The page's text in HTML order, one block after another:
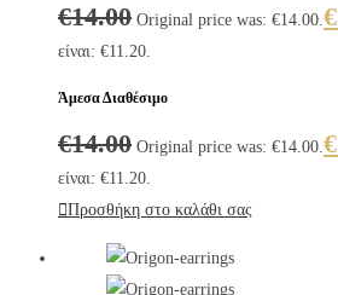
€14.00 Original price was: €14.00.€
είναι: €11.20.
Άμεσα Διαθέσιμο
€14.00 Original price was: €14.00.€
είναι: €11.20.
Προσθήκη στο καλάθι σας